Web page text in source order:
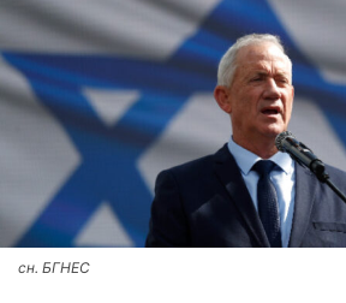
сн. БГНЕС